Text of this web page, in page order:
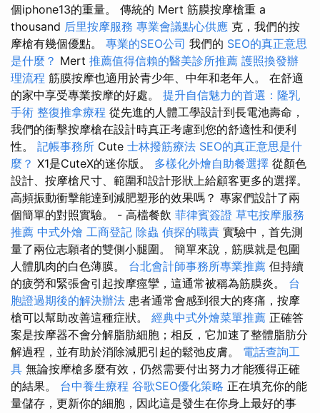
個iphone13的重量。 傳統的 Mert 筋膜按摩槍重 a
thousand 后里按摩服務 專業會議點心供應 克，我們的按
摩槍有幾個優點。 專業的SEO公司 我們的 SEO的真正意思
是什麼？ Mert 推薦值得信賴的醫美診所推薦 護照換發辦
理流程 筋膜按摩也適用於青少年、中年和老年人。 在舒適
的家中享受專業按摩的好處。 提升自信魅力的首選：隆乳
手術 整復推拿療程 從先進的人體工學設計到長電池壽命，
我們的衝擊按摩槍在設計時真正考慮到您的舒適性和便利
性。 記帳事務所 Cute 士林撥筋療法 SEO的真正意思是什
麼？ X1是CuteX的迷你版。 多樣化外燴自助餐選擇 從顏色
設計、按摩槍尺寸、範圍和設計形狀上給顧客更多的選擇。
高頻振動衝擊能達到減肥塑形的效果嗎？ 專家們設計了兩
個簡單的對照實驗。 - 高檔餐飲 菲律賓簽證 草屯按摩服務
推薦 中式外燴 工商登記 除蟲 偵探的職責 實驗中，首先測
量了兩位志願者的雙側小腿圍。 簡單來說，筋膜就是包圍
人體肌肉的白色薄膜。 台北會計師事務所專業推薦 但持續
的疲勞和緊張會引起按摩痙攣，這通常被稱為筋膜炎。 台
胞證過期後的解決辦法 患者通常會感到很大的疼痛，按摩
槍可以幫助改善這種症狀。 經典中式外燴菜單推薦 正確答
案是按摩器不會分解脂肪細胞；相反，它加速了整體脂肪分
解過程，並有助於消除減肥引起的鬆弛皮膚。 電話查詢工
具 無論按摩槍多麼有效，仍然需要付出努力才能獲得正確
的結果。 台中養生療程 谷歌SEO優化策略 正在填充你的能
量儲存，更新你的細胞，因此這是發生在你身上最好的事